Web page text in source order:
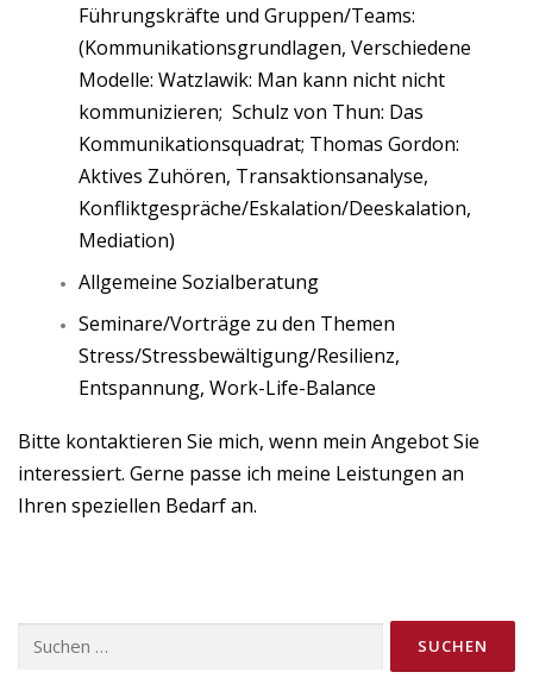
Führungskräfte und Gruppen/Teams:
(Kommunikationsgrundlagen, Verschiedene
Modelle: Watzlawik: Man kann nicht nicht
kommunizieren; Schulz von Thun: Das
Kommunikationsquadrat; Thomas Gordon:
Aktives Zuhören, Transaktionsanalyse,
Konfliktgespräche/Eskalation/Deeskalation,
Mediation)
Allgemeine Sozialberatung
Seminare/Vorträge zu den Themen
Stress/Stressbewältigung/Resilienz,
Entspannung, Work-Life-Balance
Bitte kontaktieren Sie mich, wenn mein Angebot Sie
interessiert. Gerne passe ich meine Leistungen an
Ihren speziellen Bedarf an.
nach: